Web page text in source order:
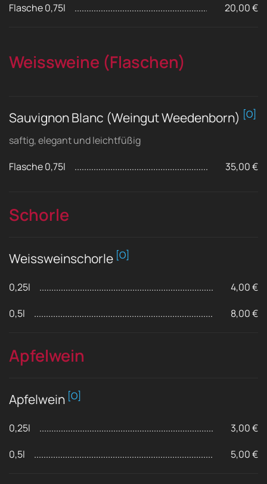
Flasche 0,75l
20,00 €
Weissweine (Flaschen)
Sauvignon Blanc (Weingut Weedenborn) [O]
saftig, elegant und leichtfüßig
Flasche 0,75l
35,00 €
Schorle
Weissweinschorle [O]
0,25l
4,00 €
0,5l
8,00 €
Apfelwein
Apfelwein [O]
0,25l
3,00 €
0,5l
5,00 €